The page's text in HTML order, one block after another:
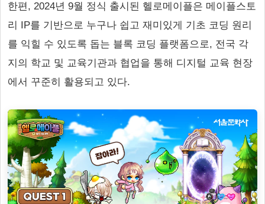
한편, 2024년 9월 정식 출시된 헬로메이플은 메이플스토
리 IP를 기반으로 누구나 쉽고 재미있게 기초 코딩 원리
를 익힐 수 있도록 돕는 블록 코딩 플랫폼으로, 전국 각
지의 학교 및 교육기관과 협업을 통해 디지털 교육 현장
에서 꾸준히 활용되고 있다.